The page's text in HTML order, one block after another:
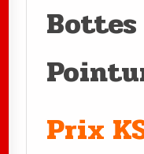
Prix